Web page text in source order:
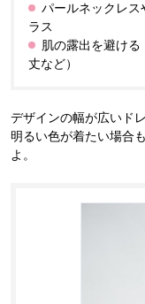
パールネックレス
ラス
肌の露出を避け
丈など）
デザインの幅が広いド
明るい色が着たい場合
よ。